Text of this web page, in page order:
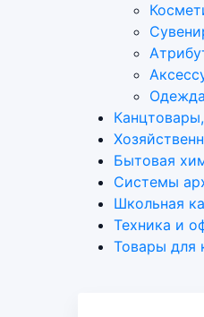
Одежда
Бытовая
Системы
Школьная
Техника и
Товары для